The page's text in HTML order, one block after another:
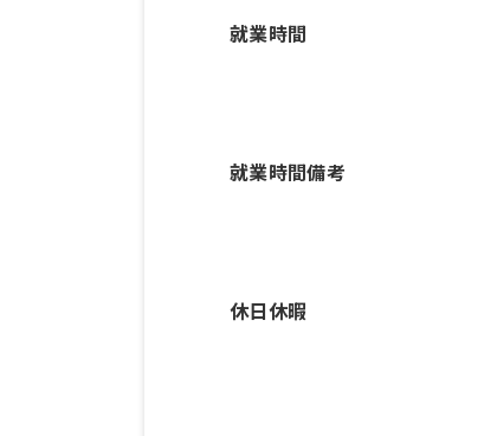
就業時間
就業時間備考
休日休暇